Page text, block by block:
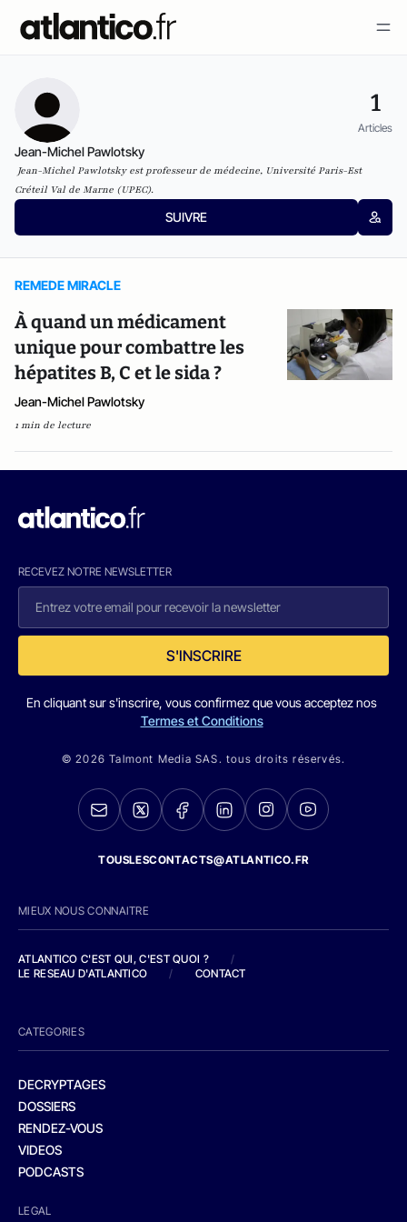
1
Articles
Jean-Michel Pawlotsky
Jean-Michel Pawlotsky est professeur de médecine, Université Paris-Est
Créteil Val de Marne (UPEC).
SUIVRE
REMEDE MIRACLE
À quand un médicament
unique pour combattre les
hépatites B, C et le sida ?
Jean-Michel Pawlotsky
1 min de lecture
RECEVEZ NOTRE NEWSLETTER
S'INSCRIRE
En cliquant sur s'inscrire, vous confirmez que vous acceptez nos
Termes et Conditions
© 2026 Talmont Media SAS. tous droits réservés.
TOUSLESCONTACTS@ATLANTICO.FR
MIEUX NOUS CONNAITRE
ATLANTICO C'EST QUI, C'EST QUOI ?
/
LE RESEAU D'ATLANTICO
/ CONTACT
CATEGORIES
DECRYPTAGES
DOSSIERS
RENDEZ-VOUS
VIDEOS
PODCASTS
LEGAL